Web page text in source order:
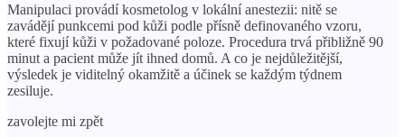
Manipulaci provádí kosmetolog v lokální anestezii: nitě se
zavádějí punkcemi pod kůži podle přísně definovaného vzoru,
které fixují kůži v požadované poloze. Procedura trvá přibližně 90
minut a pacient může jít ihned domů. A co je nejdůležitější,
výsledek je viditelný okamžitě a účinek se každým týdnem
zesiluje.
zavolejte mi zpět